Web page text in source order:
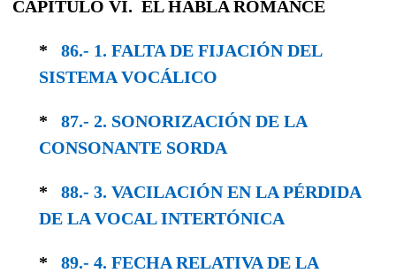
CAPÍTULO VI. EL HABLA ROMANCE
* 86.- 1. FALTA DE FIJACIÓN DEL
SISTEMA VOCÁLICO
* 87.- 2. SONORIZACIÓN DE LA
CONSONANTE SORDA
* 88.- 3. VACILACIÓN EN LA PÉRDIDA
DE LA VOCAL INTERTÓNICA
* 89.- 4. FECHA RELATIVA DE LA